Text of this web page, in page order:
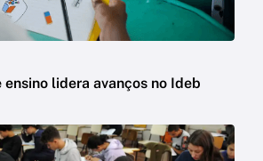
lidera avanços no Ideb